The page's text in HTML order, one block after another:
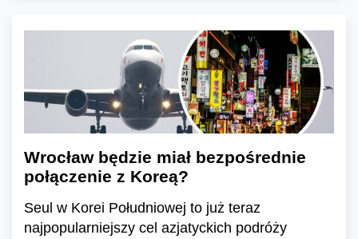
Wrocław będzie miał bezpośrednie
połączenie z Koreą?
Seul w Korei Południowej to już teraz
najpopularniejszy cel azjatyckich podróży